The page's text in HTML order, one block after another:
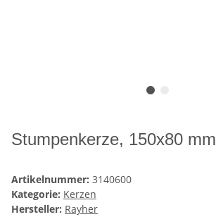
Stumpenkerze, 150x80 mm
Artikelnummer: 3140600
Kategorie: Kerzen
Hersteller: Rayher